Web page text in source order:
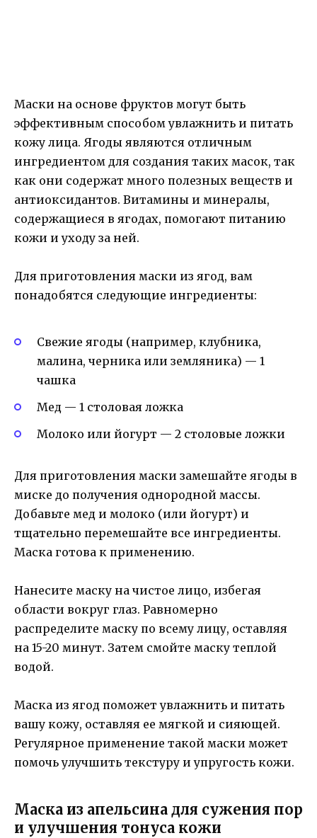
Маски на основе фруктов могут быть
эффективным способом увлажнить и питать
кожу лица. Ягоды являются отличным
ингредиентом для создания таких масок, так
как они содержат много полезных веществ и
антиоксидантов. Витамины и минералы,
содержащиеся в ягодах, помогают питанию
кожи и уходу за ней.
Для приготовления маски из ягод, вам
понадобятся следующие ингредиенты:
Свежие ягоды (например, клубника,
малина, черника или земляника) — 1
чашка
Мед — 1 столовая ложка
Молоко или йогурт — 2 столовые ложки
Для приготовления маски замешайте ягоды в
миске до получения однородной массы.
Добавьте мед и молоко (или йогурт) и
тщательно перемешайте все ингредиенты.
Маска готова к применению.
Нанесите маску на чистое лицо, избегая
области вокруг глаз. Равномерно
распределите маску по всему лицу, оставляя
на 15-20 минут. Затем смойте маску теплой
водой.
Маска из ягод поможет увлажнить и питать
вашу кожу, оставляя ее мягкой и сияющей.
Регулярное применение такой маски может
помочь улучшить текстуру и упругость кожи.
Маска из апельсина для сужения пор
и улучшения тонуса кожи